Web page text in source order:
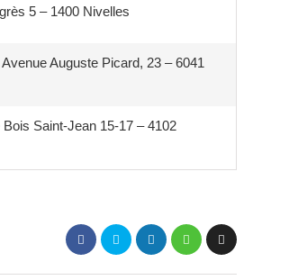
5 – 1400 Nivelles
Auguste Picard, 23 – 6041
Saint-Jean 15-17 – 4102